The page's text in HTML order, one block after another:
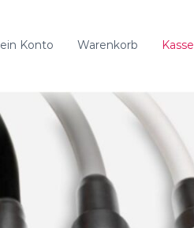
Konto Warenkorb Kasse